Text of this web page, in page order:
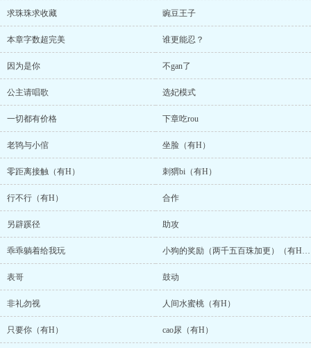
求珠珠求收藏 豌豆王子
本章字数超完美 谁更能忍？
因为是你 不gan了
公主请唱歌 选妃模式
一切都有价格 下章吃rou
老鸨与小倌 坐脸（有H）
零距离接触（有H） 刺猬bi（有H）
行不行（有H） 合作
另辟蹊径 助攻
乖乖躺着给我玩 小狗的奖励（两千五百珠加更）（有H吧？）
表哥 鼓动
非礼勿视 人间水蜜桃（有H）
只要你（有H） cao尿（有H）